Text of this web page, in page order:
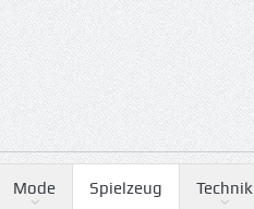
Mode Spielzeug Technik